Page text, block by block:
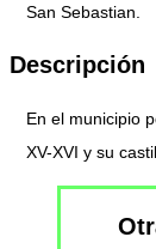
San Sebastian.
Descripción
En el municipio
XV-XVI y su